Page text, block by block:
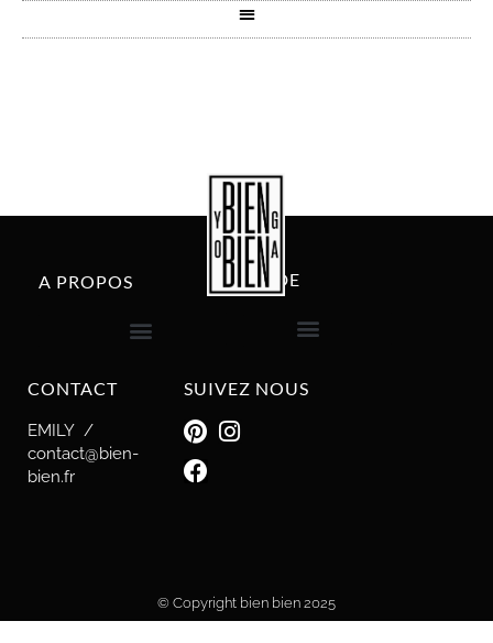
A PROPOS AIDE
CONTACT
EMILY /
contact@bien-
bien.fr
SUIVEZ NOUS
© Copyright bien bien 2025